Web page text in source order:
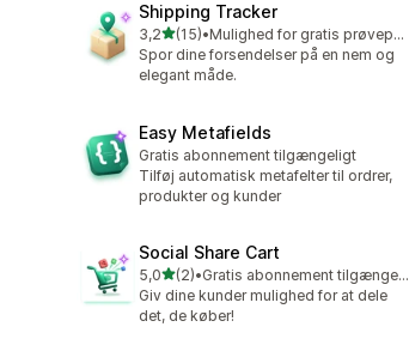
Shipping Tracker
3,2ud af 5 stjerner
(15)
15 anmeldelser i alt
•
Mulighed for gratis prøveperiode
Spor dine forsendelser på en nem og
elegant måde.
Easy Metafields
Gratis abonnement tilgængeligt
Tilføj automatisk metafelter til ordrer,
produkter og kunder
Social Share Cart
5,0ud af 5 stjerner
(2)
2 anmeldelser i alt
•
Gratis abonnement tilgængeligt
Giv dine kunder mulighed for at dele
det, de køber!